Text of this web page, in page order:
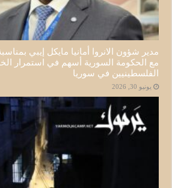
مدير شؤون الانروا أمانيا مايكل إيبي
مع الحكومة السورية أسهم في استمرار
الفلسطينيين في سوريا
يونيو 30, 2026